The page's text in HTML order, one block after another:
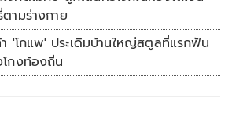
ามร่างกาย
'โกแพ' ประเดิมบ้านใหญ่สตูลที่แรกฟัน
โกงท้องถิ่น